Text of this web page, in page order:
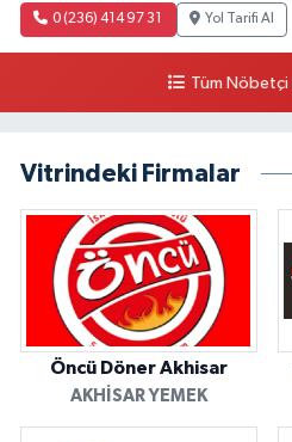
0 (236) 414 97 31 Yol Tarifi Al
Tüm Nöbetçi
Vitrindeki Firmalar
Öncü Döner Akhisar
AKHISAR YEMEK